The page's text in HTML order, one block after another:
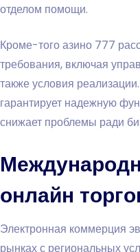
отделом помощи.
Кроме-того азино 777
требования, включая
также условия
гарантирует надежную
снижает проблемы ради
онлайн
Электронная коммерция
рынках с региональных